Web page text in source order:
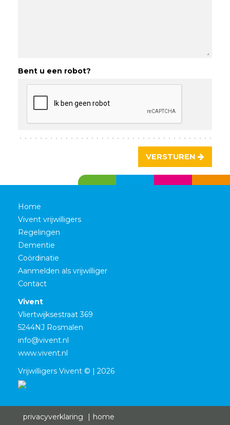
Bent u een robot?
VERSTUREN
Home
Vivent vrijwilligers
Regelingen
Dementie
Coördinatie
Aanmelden als vrijwilliger
Contact
Vivent
Vliertwijksestraat 369
5244NJ Rosmalen
info@vivent.nl
www.vivent.nl
Vrijwilligers Vivent © | 2026
privacyverklaring home